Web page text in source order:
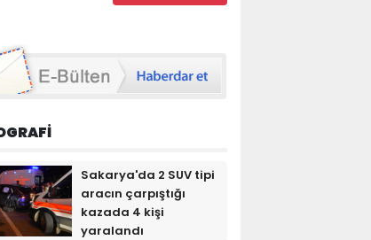
Sakarya'da 2 SUV tipi
aracın çarpıştığı
kazada 4 kişi
yaralandı